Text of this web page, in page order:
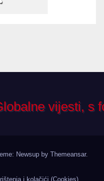
Newsup by Themeansar.
i kolačići (Cookies)